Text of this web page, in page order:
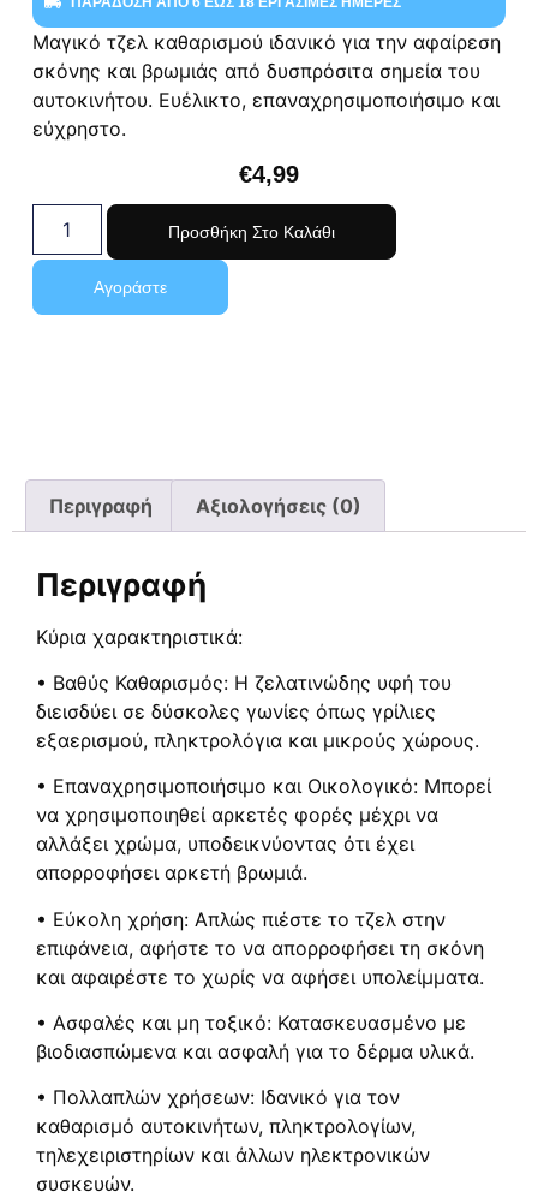
Μαγικό τζελ καθαρισμού ιδανικό για την αφαίρεση
σκόνης και βρωμιάς από δυσπρόσιτα σημεία του
αυτοκινήτου. Ευέλικτο, επαναχρησιμοποιήσιμο και
εύχρηστο.
€4,99
Προσθήκη Στο Καλάθι
Αγοράστε
Περιγραφή Αξιολογήσεις (0)
Περιγραφή
Κύρια χαρακτηριστικά:
• Βαθύς Καθαρισμός: Η ζελατινώδης υφή του
διεισδύει σε δύσκολες γωνίες όπως γρίλιες
εξαερισμού, πληκτρολόγια και μικρούς χώρους.
• Επαναχρησιμοποιήσιμο και Οικολογικό: Μπορεί
να χρησιμοποιηθεί αρκετές φορές μέχρι να
αλλάξει χρώμα, υποδεικνύοντας ότι έχει
απορροφήσει αρκετή βρωμιά.
• Εύκολη χρήση: Απλώς πιέστε το τζελ στην
επιφάνεια, αφήστε το να απορροφήσει τη σκόνη
και αφαιρέστε το χωρίς να αφήσει υπολείμματα.
• Ασφαλές και μη τοξικό: Κατασκευασμένο με
βιοδιασπώμενα και ασφαλή για το δέρμα υλικά.
• Πολλαπλών χρήσεων: Ιδανικό για τον
καθαρισμό αυτοκινήτων, πληκτρολογίων,
τηλεχειριστηρίων και άλλων ηλεκτρονικών
συσκευών.